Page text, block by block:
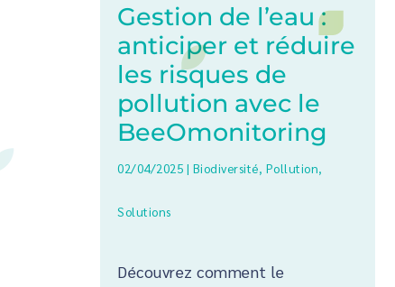
Gestion de l’eau :
anticiper et réduire
les risques de
pollution avec le
BeeOmonitoring
02/04/2025 | Biodiversité, Pollution,
Solutions
Découvrez comment le